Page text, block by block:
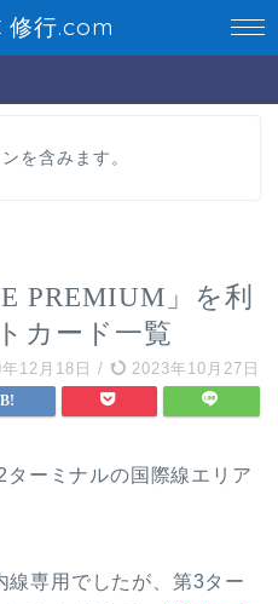
修行.com
を含みます。
PREMIUM」を利
カード一覧
12月18日 / 2023年10月27日
ーミナルの国際線エリア
線専用でしたが、第3ター